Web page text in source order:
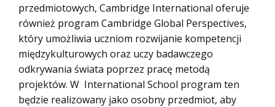
przedmiotowych, Cambridge International oferuje
również program Cambridge Global Perspectives,
który umożliwia uczniom rozwijanie kompetencji
międzykulturowych oraz uczy badawczego
odkrywania świata poprzez pracę metodą
projektów. W International School program ten
będzie realizowany jako osobny przedmiot, aby